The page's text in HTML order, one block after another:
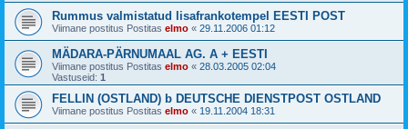
Rummus valmistatud lisafrankotempel EESTI POST
Viimane postitus Postitas elmo « 29.11.2006 01:12
MÄDARA-PÄRNUMAAL AG. A + EESTI
Viimane postitus Postitas elmo « 28.03.2005 02:04
Vastuseid: 1
FELLIN (OSTLAND) b DEUTSCHE DIENSTPOST OSTLAND
Viimane postitus Postitas elmo « 19.11.2004 18:31